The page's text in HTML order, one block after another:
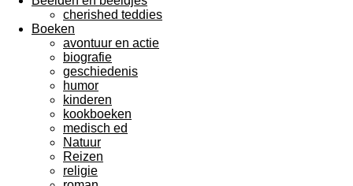
cherished teddies
Boeken
avontuur en actie
biografie
geschiedenis
humor
kinderen
kookboeken
medisch ed
Natuur
Reizen
religie